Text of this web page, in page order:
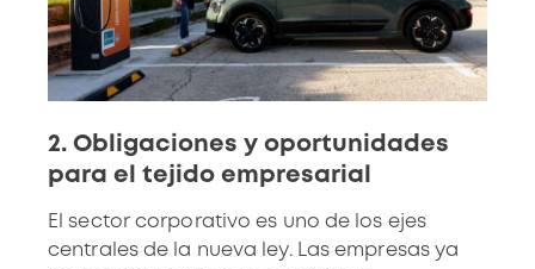
2. Obligaciones y oportunidades
para el tejido empresarial
Elsector corporativo es uno de los ejes
centrales de la nueva ley. Las empresas ya